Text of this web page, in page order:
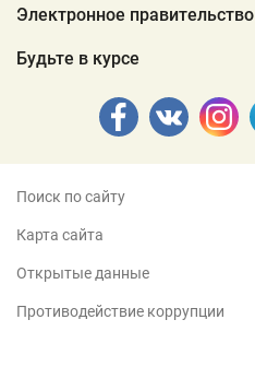
Электронное правительство
Будьте в курсе
Поиск по сайту
Карта сайта
Открытые данные
Противодействие коррупции